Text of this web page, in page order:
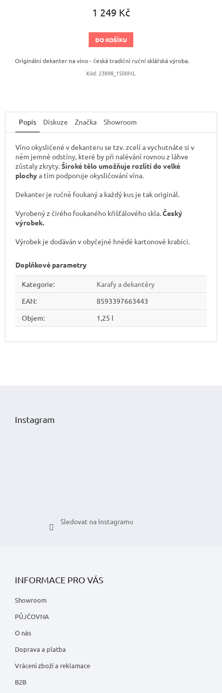
1 249 Kč
DO KOŠÍKU
Originální dekanter na víno - česká tradiční ruční sklářská výroba.
Kód: 23898_1500ML
Popis Diskuze Značka Showroom
Víno okysličené v dekanteru se tzv. zcelí a vychutnáte si v
něm jemné odstíny, které by při nalévání rovnou z láhve
zůstaly zkryty. Široké tělo umožňuje rozlití do velké
plochya tím podporuje okysličování vína.
Dekanter je ručně foukaný a každý kus je tak originál.
Vyrobený z čirého foukaného křišťálového skla. Český
výrobek.
Výrobek je dodáván v obyčejné hnědé kartonové krabici.
Doplňkové parametry
Kategorie:
Karafy a dekantéry
EAN:
8593397663443
Objem: 1,25 l
Instagram
Sledovat na Instagramu
INFORMACE PRO VÁS
Showroom
PŮJČOVNA
O nás
Doprava a platba
Vrácení zboží a reklamace
B2B